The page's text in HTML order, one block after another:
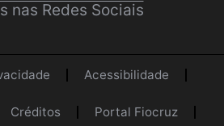
nas Redes Sociais
Acessibilidade
Créditos Portal Fiocruz